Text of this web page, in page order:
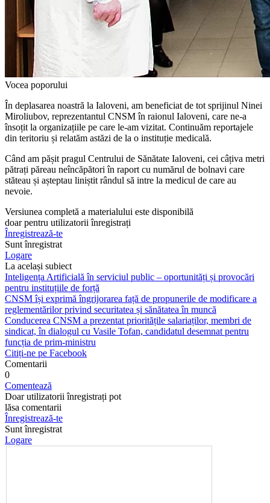
Vocea poporului
În deplasarea noastră la Ialoveni, am beneficiat de tot sprijinul Ninei
Miroliubov, reprezentantul CNSM în raionul Ialoveni, care ne-a
însoțit la organizațiile pe care le-am vizitat. Continuăm reportajele
din teritoriu și relatăm astăzi de la o instituție medicală.
Când am pășit pragul Centrului de Să­nătate Ialoveni, cei câțiva metri
pătrați pă­reau neîncăpători în raport cu numărul de bolnavi care
stăteau și așteptau liniștit rân­dul să intre la medicul de care au
nevoie.
Versiunea completă a materialului este disponibilă
doar pentru utilizatorii înregistrați
Înregistrează-te
Sunt înregistrat
Logare
La același subiect
Inteligența Artificială în serviciul public – oportunități și provocări
pentru instituțiile de forță
CNSM își exprimă îngrijorarea față de propunerile de modificare a
reglementărilor privind securitatea și sănătatea în muncă
Conducerea CNSM a prezentat prioritățile salariaților, membri de
sindicat, în dialogul cu Vasile Tofan, candidatul desemnat pentru
funcția de prim-ministru
Citiți-ne pe Facebook
Comentarii
0
Comentează
Doar utilizatorii înregistrați pot
lăsa comentarii
Înregistrează-te
Sunt înregistrat
Logare